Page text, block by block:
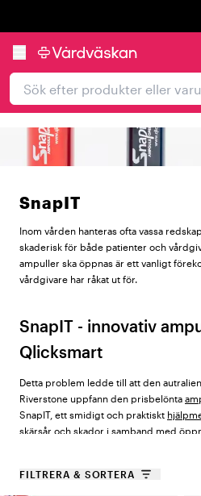
SnapIT
Inom vården hanteras ofta vassa
skaderisk för både patienter och
ampuller ska öppnas är ett vanligt
vårdgivare har råkat ut för.
SnapIT - innovativ
Qlicksmart
Detta problem ledde till att den
Riverstone uppfann den prisbelönta
SnapIT, ett smidigt och praktiskt
skärsår och skador i samband med
med Qlicksmart det innovativa
FILTRERA & SORTERA